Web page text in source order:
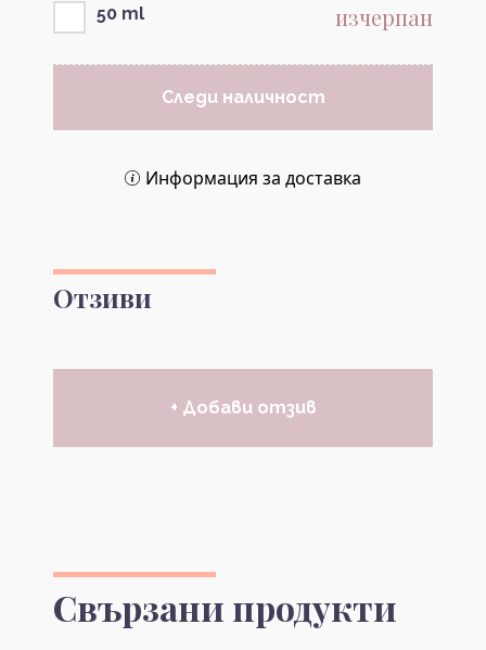
50 ml изчерпан
Следи наличност
Информация за доставка
Отзиви
+ Добави отзив
Свързани продукти